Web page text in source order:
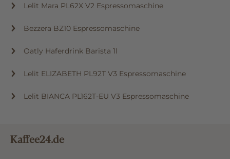
Lelit Mara PL62X V2 Espressomaschine
Bezzera BZ10 Espressomaschine
Oatly Haferdrink Barista 1l
Lelit ELIZABETH PL92T V3 Espressomaschine
Lelit BIANCA PL162T-EU V3 Espressomaschine
Kaffee24.de